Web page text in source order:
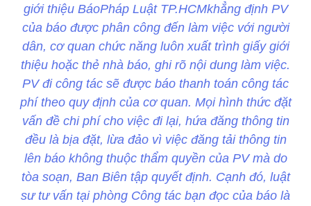
giới thiệu BáoPháp Luật TP.HCMkhẳng định PV
của báo được phân công đến làm việc với người
dân, cơ quan chức năng luôn xuất trình giấy giới
thiệu hoặc thẻ nhà báo, ghi rõ nội dung làm việc.
PV đi công tác sẽ được báo thanh toán công tác
phí theo quy định của cơ quan. Mọi hình thức đặt
vấn đề chi phí cho việc đi lại, hứa đăng thông tin
đều là bịa đặt, lừa đảo vì việc đăng tải thông tin
lên báo không thuộc thẩm quyền của PV mà do
tòa soạn, Ban Biên tập quyết định. Cạnh đó, luật
sư tư vấn tại phòng Công tác bạn đọc của báo là